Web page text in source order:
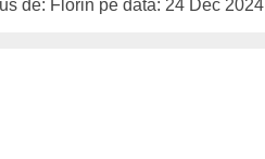
de: Florin pe data: 24 Dec 2024